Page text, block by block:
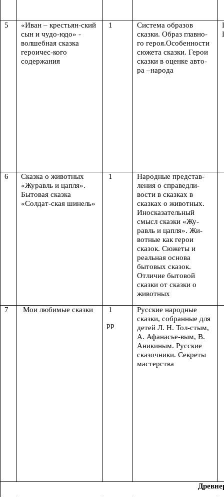
5
«Иван – крестьян-ский
сын и чудо-юдо» -
волшебная сказка
героичес-кого
содержания
1
Система образов
сказки. Образ главно-
го героя.Особенности
сюжета сказки. Герои
сказки в оценке авто-
ра –народа
6
Сказка о животных
«Журавль и цапля».
Бытовая сказка
«Солдат-ская шинель»
1
Народные представ-
ления о справедли-
вости в сказках в
сказках о животных.
Иносказательный
смысл сказки «Жу-
равль и цапля». Жи-
вотные как герои
сказок. Сюжеты и
реальная основа
бытовых сказок.
Отличие бытовой
сказки от сказки о
животных
7
Мои любимые сказки
1
рр
Русские народные
сказки, собранные для
детей Л. Н. Тол-стым,
А. Афанасье-вым, В.
Аникиным. Русские
сказочники. Секреты
мастерства